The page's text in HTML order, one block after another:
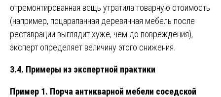
отремонтированная вещь утратила товарную стоимость
(например, поцарапанная деревянная мебель после
реставрации выглядит хуже, чем до повреждения),
эксперт определяет величину этого снижения.
3.4. Примеры из экспертной практики
Пример 1. Порча антикварной мебели соседской